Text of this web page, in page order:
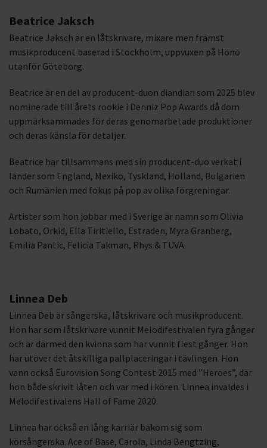
Beatrice Jaksch
Beatrice Jaksch är en låtskrivare, mixare men främst
musikproducent baserad i Stockholm, uppvuxen på Hönö
utanför Göteborg.
Beatrice är en del av producent-duon diandian som 2025 blev
nominerade till årets rookie i Denniz Pop Awards då dom
uppmärksammades för deras genomarbetade produktioner
och deras känsla för detaljer.
Beatrice har tillsammans med sin producent-duo verkat i
länder som England, Mexiko, Tyskland, Holland, Bulgarien
och Rumänien med fokus på pop av olika förgreningar.
Artister som hon jobbar med i Sverige är namn som Olivia
Lobato, Orkid, Ella Tiritiello, Estraden, Myra Granberg,
Emilia Pantic, Felicia Takman, Rhys & TUVA.
Linnea Deb
Linnea Deb är sångerska, låtskrivare och musikproducent.
Hon har som låtskrivare vunnit Melodifestivalen fyra gånger
och är därmed den kvinna som har vunnit flest gånger. Hon
har utöver det åtskilliga pallplaceringar i tävlingen. Hon
vann också Eurovision Song Contest 2015 med ”Heroes”, där
hon både skrivit låten och var med i kören. Linnea invaldes i
Melodifestivalens Hall of Fame 2020.
Linnea har också en lång karriär bakom sig som
körsångerska. Ace of Base, Carola, Linda Bengtzing,